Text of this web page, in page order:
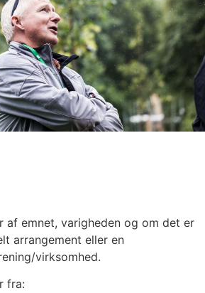
af emnet, varigheden og om det er
arrangement eller en
virksomhed.
fra: